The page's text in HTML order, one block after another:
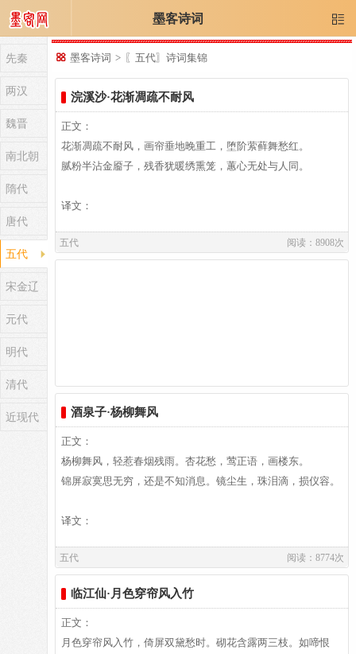
墨客诗词 
先秦
两汉
魏晋
南北朝
隋代
唐代
五代
宋金辽
元代
明代
清代
近现代
 墨客诗词 > 〖五代〗诗词集锦
浣溪沙·花渐凋疏不耐风
正文：
花渐凋疏不耐风，画帘垂地晚重工，堕阶萦藓舞愁红。
腻粉半沾金靥子，残香犹暖绣熏笼，蕙心无处与人同。
译文：
南平三世，累官荆南节度副使、朝议郎、检校秘书少监，试御
史中丞。入宋，为黄州刺史。太祖乾德六年卒。《宋史》卷四
八三、《十国春秋》卷一○二有传。孙光宪“性嗜经籍，聚书凡
数千卷。或手自钞写，孜孜校雠，老而不废”。著有《北梦琐
言》、《荆台集》、《橘斋集》等，仅《北梦琐言》传世。词
存八十四首，风格与“花间”的浮艳、绮靡有所不同。刘毓盘辑
中丞词》一卷。
五代 阅读：8908次
酒泉子·杨柳舞风
正文：
杨柳舞风，轻惹春烟残雨。杏花愁，莺正语，画楼东。
锦屏寂寞思无穷，还是不知消息。镜尘生，珠泪滴，损仪容。
译文：
作者介绍：
五代 阅读：8774次
临江仙·月色穿帘风入竹
正文：
月色穿帘风入竹，倚屏双黛愁时。砌花含露两三枝。如啼恨